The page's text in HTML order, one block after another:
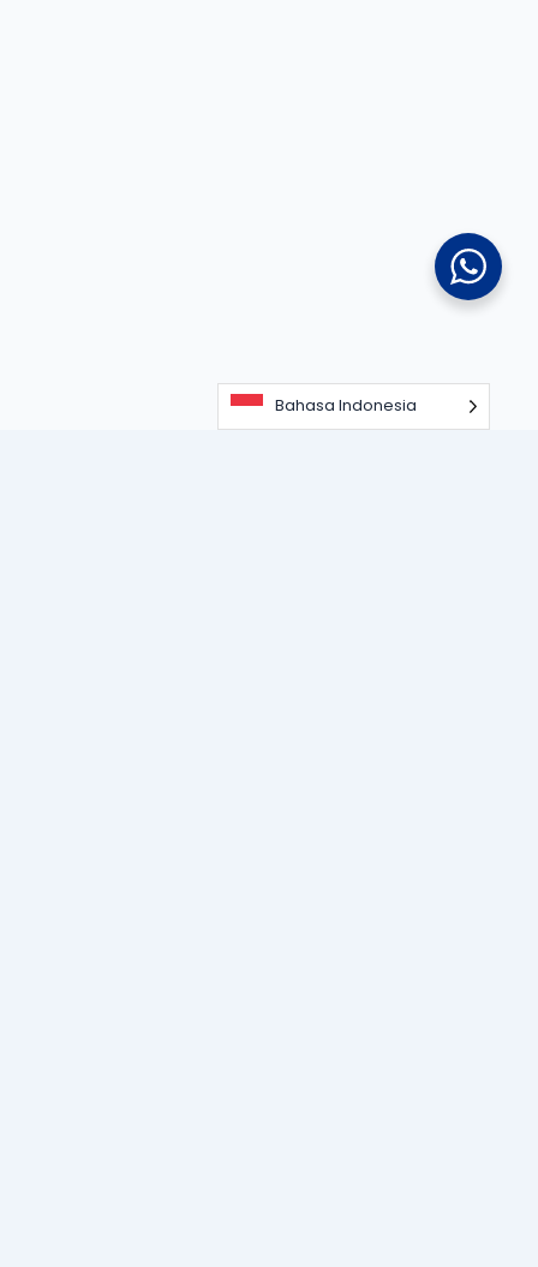
Bahasa Indonesia